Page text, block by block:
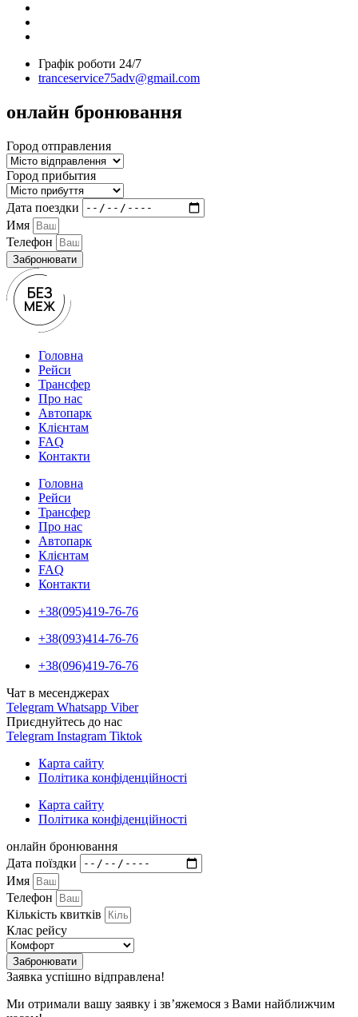
Графiк роботи 24/7
tranceservice75adv@gmail.com
онлайн бронювання
Город отправления
Город прибытия
Дата поездки
Имя
Телефон
Забронювати
Головна
Рейси
Трансфер
Про нас
Автопарк
Клієнтам
FAQ
Контакти
Головна
Рейси
Трансфер
Про нас
Автопарк
Клієнтам
FAQ
Контакти
+38(095)419-76-76
+38(093)414-76-76
+38(096)419-76-76
Чат в месенджерах
Telegram Whatsapp Viber
Приєднуйтесь до нас
Telegram Instagram Tiktok
Карта сайту
Політика конфіденційності
Карта сайту
Політика конфіденційності
онлайн бронювання
Дата поїздки
Имя
Телефон
Кількість квитків
Клас рейсу
Забронювати
Заявка успішно відправлена!
Ми отримали вашу заявку і зв’яжемося з Вами найближчим